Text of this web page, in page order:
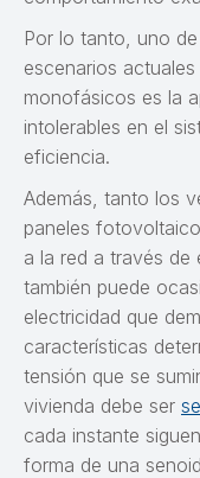
Por lo tanto, uno
escenarios
monofásicos es la
intolerables en el
eficiencia.
Además, tanto los
paneles
a la red a través
también puede
electricidad que
características
tensión que se
vivienda debe ser
cada instante
forma de una